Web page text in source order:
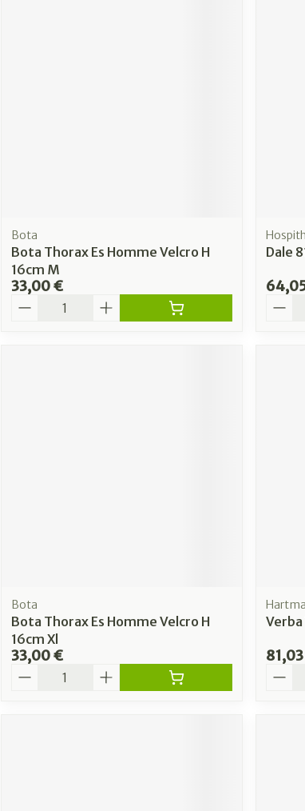
Bota
Bota Thorax Es Homme Velcro H
16cm M
33,00 €
Quantité
Dale
Bota
Bota Thorax Es Homme Velcro H
16cm Xl
33,00 €
Quantité
Verba